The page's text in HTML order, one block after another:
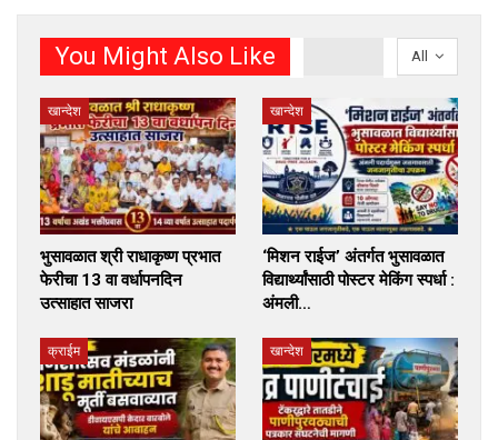
All
You Might Also Like
खान्देश
भुसावळात श्री राधाकृष्ण प्रभात
फेरीचा 13 वा वर्धापनदिन
उत्साहात साजरा
खान्देश
‘मिशन राईज’ अंतर्गत भुसावळात
विद्यार्थ्यांसाठी पोस्टर मेकिंग स्पर्धा :
अंमली…
क्राईम खान्देश